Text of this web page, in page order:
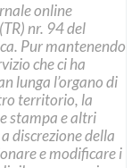
online
nr. 94 del
Pur mantenendo
che ci ha
lunga l’organo di
territorio, la
stampa e altri
discrezione della
e modificare i